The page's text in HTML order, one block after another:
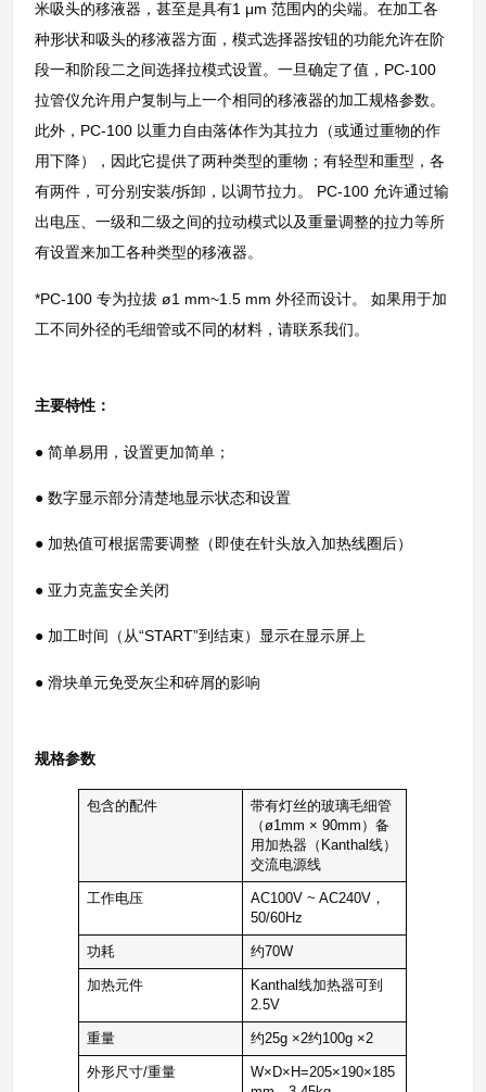
米吸头的移液器，甚至是具有1 μm 范围内的尖端。在加工各
种形状和吸头的移液器方面，模式选择器按钮的功能允许在阶
段一和阶段二之间选择拉模式设置。一旦确定了值，PC-100
拉管仪允许用户复制与上一个相同的移液器的加工规格参数。
此外，PC-100 以重力自由落体作为其拉力（或通过重物的作
用下降），因此它提供了两种类型的重物；有轻型和重型，各
有两件，可分别安装/拆卸，以调节拉力。 PC-100 允许通过输
出电压、一级和二级之间的拉动模式以及重量调整的拉力等所
有设置来加工各种类型的移液器。
*PC-100 专为拉拔 ø1 mm~1.5 mm 外径而设计。 如果用于加
工不同外径的毛细管或不同的材料，请联系我们。
主要特性：
● 简单易用，设置更加简单；
● 数字显示部分清楚地显示状态和设置
● 加热值可根据需要调整（即使在针头放入加热线圈后）
● 亚力克盖安全关闭
● 加工时间（从“START”到结束）显示在显示屏上
● 滑块单元免受灰尘和碎屑的影响
规格参数
包含的配件
带有灯丝的玻璃毛细管
（ø1mm × 90mm）备
用加热器（Kanthal线）
交流电源线
工作电压
AC100V ~ AC240V，
50/60Hz
功耗 约70W
加热元件
Kanthal线加热器可到
2.5V
重量 约25g ×2约100g ×2
外形尺寸/重量
W×D×H=205×190×185